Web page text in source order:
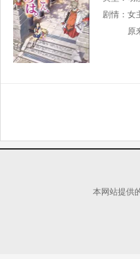
剧情： 女
原
本网站提供